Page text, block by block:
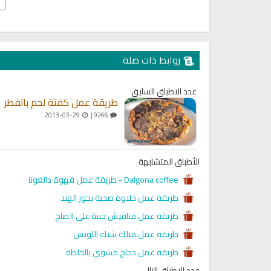
روابط ذات صلة
عدد الاطباق السابق
طريقة عمل كفتة لحم بالفطر
الأطباق المتشابهة
Dalgona coffee - طريقة عمل قهوة دالغونا
طريقة عمل حلاوة صحية بجوز الهند
طريقة عمل مناقيش جبنة على الصاج
طريقة عمل ميلك شيك اللوتس
طريقة عمل دجاج مشوي بالخلطة
السيرة النبوية للأطفال